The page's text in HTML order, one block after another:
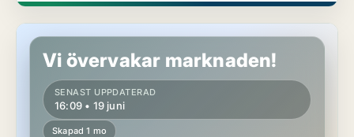
Butikslokal i Enköping
Vi övervakar marknaden!
SENAST UPPDATERAD
16:09 • 19 juni
Skapad 1 mo